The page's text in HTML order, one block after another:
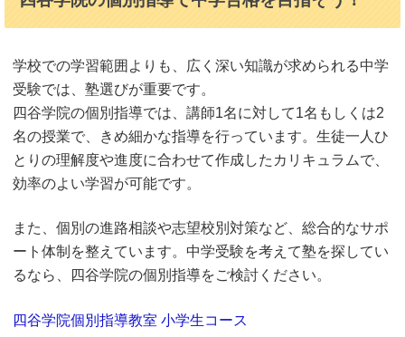
学校での学習範囲よりも、広く深い知識が求められる中学
受験では、塾選びが重要です。
四谷学院の個別指導では、講師1名に対して1名もしくは2
名の授業で、きめ細かな指導を行っています。生徒一人ひ
とりの理解度や進度に合わせて作成したカリキュラムで、
効率のよい学習が可能です。
また、個別の進路相談や志望校別対策など、総合的なサポ
ート体制を整えています。中学受験を考えて塾を探してい
るなら、四谷学院の個別指導をご検討ください。
四谷学院個別指導教室 小学生コース